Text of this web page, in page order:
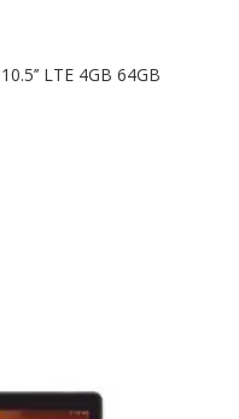
LTE 4GB 64GB